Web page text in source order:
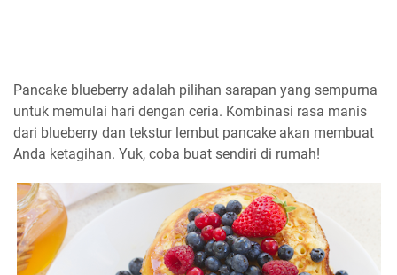
Pancake blueberry adalah pilihan sarapan yang sempurna
untuk memulai hari dengan ceria. Kombinasi rasa manis
dari blueberry dan tekstur lembut pancake akan membuat
Anda ketagihan. Yuk, coba buat sendiri di rumah!